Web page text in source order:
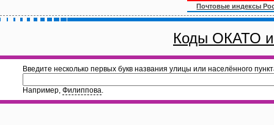
Почтовые индексы
Коды ОКАТО
Введите несколько первых букв названия улицы или населённого
Например, Филиппова.